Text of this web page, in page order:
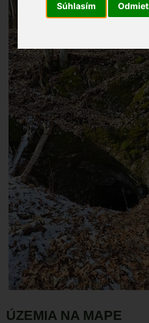
Súhlasím
ÚZEMIA NA MAPE